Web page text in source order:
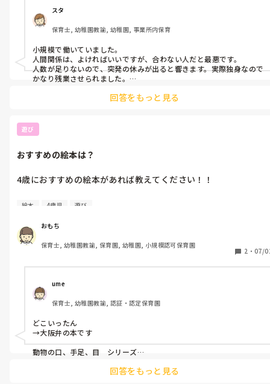
スタ
保育士, 幼稚園教諭, 幼稚園, 事業所内保育
小規模で働いていました。
人間関係は、よければいいですが、合わない人だと最悪です。
人数が足りないので、突発の休みが出ると響きます。実際独身なので
かなり残業させられました。
園庭がないので、主に散歩や公園遊びが多く　天候に左右されます。
乳児もいると誤飲しそうな遊びに制約が出るのが、嫌でした。
回答をもっと見る
遊び
おすすめの絵本は？
4歳におすすめの絵本があれば教えてください！！
新しい絵本を何冊か購入して保育中に読もうかなと思っていま
子ども受けがいい絵本や人気だった絵本があれば教えてください
絵本 4歳児 遊び
おもち
保育士, 幼稚園教諭, 保育園, 幼稚園, 小規模認可保育園
2 ・ 07/
ume
保育士, 幼稚園教諭, 認証・認定保育園
どこいったん
→大阪弁の本です
動物の口、手足、目　シリーズ
回答をもっと見る